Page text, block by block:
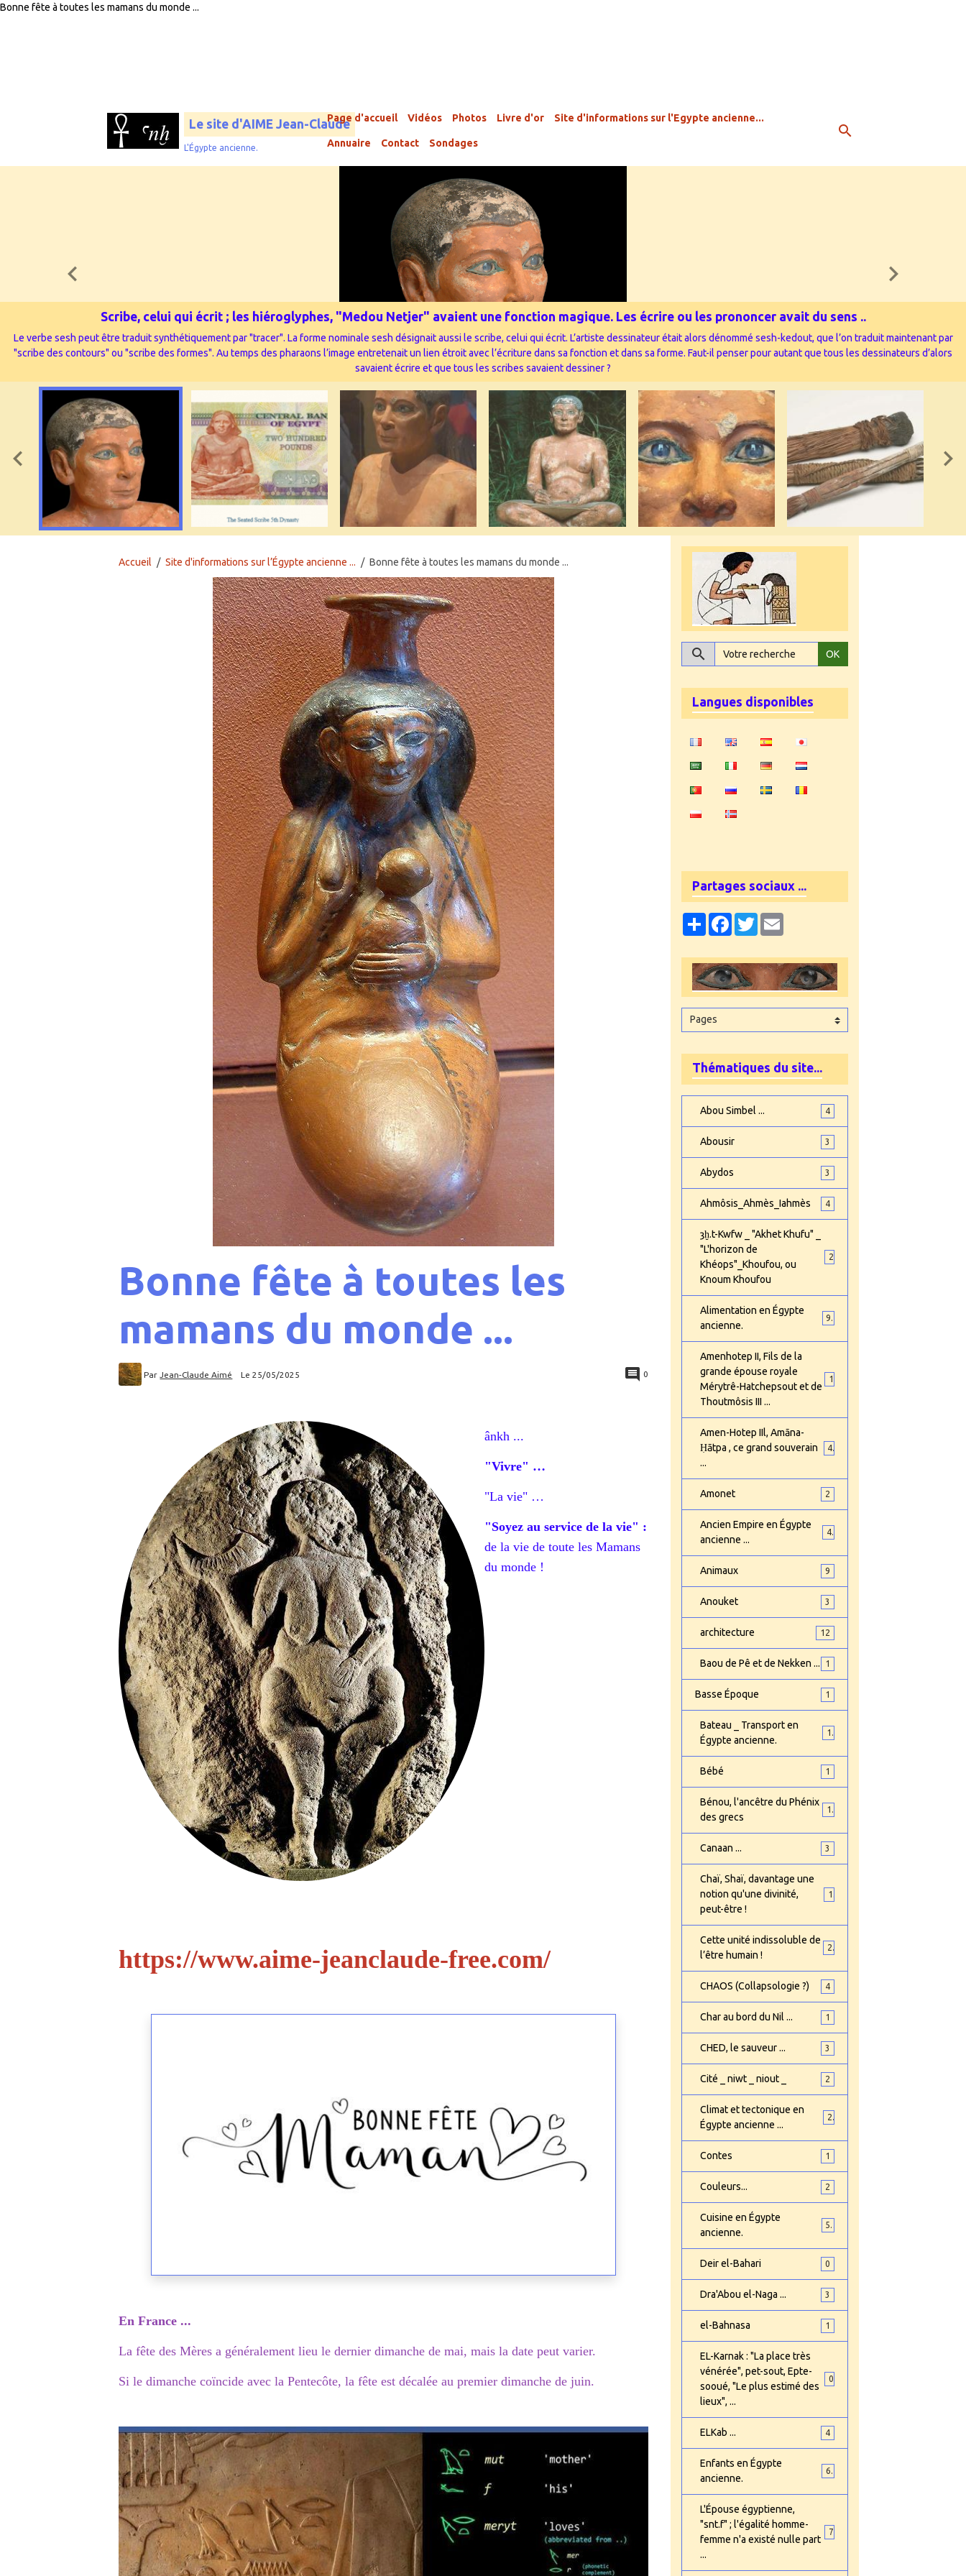
Bonne fête à toutes les mamans du monde ...
Le site d'AIME Jean-Claude
L'Égypte ancienne.
Page d'accueil Vidéos Photos Livre d'or Site d'informations sur l'Egypte ancienne...
Annuaire Contact Sondages
Scribe, celui qui écrit ; les hiéroglyphes, "Medou Netjer" avaient une fonction magique. Les écrire ou les prononcer avait du sens ..
Le verbe sesh peut être traduit synthétiquement par "tracer". La forme nominale sesh désignait aussi le scribe, celui qui écrit. L’artiste dessinateur était alors dénommé sesh-kedout, que l’on traduit maintenant par
"scribe des contours" ou "scribe des formes". Au temps des pharaons l’image entretenait un lien étroit avec l’écriture dans sa fonction et dans sa forme. Faut-il penser pour autant que tous les dessinateurs d’alors
savaient écrire et que tous les scribes savaient dessiner ?
Accueil Site d'informations sur l’Égypte ancienne ... Bonne fête à toutes les mamans du monde ...
Bonne fête à toutes les
mamans du monde ...
ParJean-Claude Aimé Le 25/05/2025 0
ânkh ...
"Vivre" …
"La vie" …
"Soyez au service de la vie" :
de la vie de toute les Mamans
du monde !
https://www.aime-jeanclaude-free.com/
En France ...
La fête des Mères a généralement lieu le dernier dimanche de mai, mais la date peut varier.
Si le dimanche coïncide avec la Pentecôte, la fête est décalée au premier dimanche de juin.
OK
Langues disponibles
Partages sociaux ...
PartagerFacebook
Twitter
Thématiques du site...
Abou Simbel ... 4
Abousir 3
Abydos 3
Ahmôsis_Ahmès_Iahmès 4
ȝḫ.t-Kwfw _ "Akhet Khufu" _
"L'horizon de
Khéops"_Khoufou, ou
Knoum Khoufou
Alimentation en Égypte
ancienne.
9
Amenhotep II, Fils de la
grande épouse royale
Mérytrê-Hatchepsout et de
Thoutmôsis III ...
Amen-Hotep IIl, Amāna-
Ḥātpa , ce grand souverain
...
4
Amonet 2
Ancien Empire en Égypte
ancienne ...
4
Animaux 9
Anouket 3
architecture 12
Baou de Pê et de Nekken ... 1
Basse Époque 1
Bateau _ Transport en
Égypte ancienne.
1
Bébé 1
Bénou, l'ancêtre du Phénix
des grecs
1
Canaan ... 3
Chaï, Shaï, davantage une
notion qu'une divinité,
peut-être !
Cette unité indissoluble de
l’être humain !
2
CHAOS (Collapsologie ?) 4
Char au bord du Nil ... 1
CHED, le sauveur ... 3
Cité _ niwt _ niout _ 2
Climat et tectonique en
Égypte ancienne ...
2
Contes 1
Couleurs... 2
Cuisine en Égypte
ancienne.
5
Deir el-Bahari 0
Dra'Abou el-Naga ... 3
el-Bahnasa 1
EL-Karnak : "La place très
vénérée", pet-sout, Epte-
sooué, "Le plus estimé des
lieux", ...
ELKab ... 4
Enfants en Égypte
ancienne.
6
L'Épouse égyptienne,
"snt.f" ; l'égalité homme-
femme n'a existé nulle part
...